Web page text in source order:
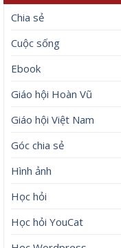
Chia sẻ
Cuộc sống
Ebook
Giáo hội Hoàn Vũ
Giáo hội Việt Nam
Góc chia sẻ
Hình ảnh
Học hỏi
Học hỏi YouCat